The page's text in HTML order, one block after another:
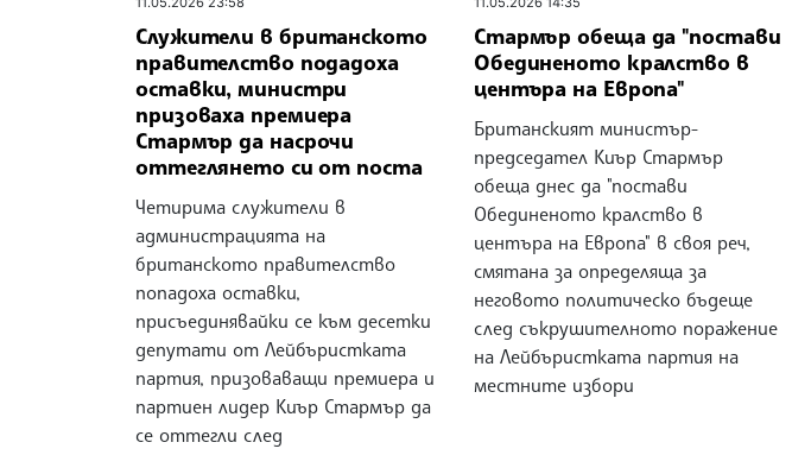
Служители в британското
правителство подадоха
оставки, министри
призоваха премиера
Стармър да насрочи
оттеглянето си от поста
Четирима служители в
администрацията на
британското правителство
попадоха оставки,
присъединявайки се към десетки
депутати от Лейбъристката
партия, призоваващи премиера и
партиен лидер Киър Стармър да
се оттегли след
Стармър обеща да "постави
Обединеното кралство в
центъра на Европа"
Британският министър-
председател Киър Стармър
обеща днес да "постави
Обединеното кралство в
центъра на Европа" в своя реч,
смятана за определяща за
неговото политическо бъдеще
след съкрушителното поражение
на Лейбъристката партия на
местните избори